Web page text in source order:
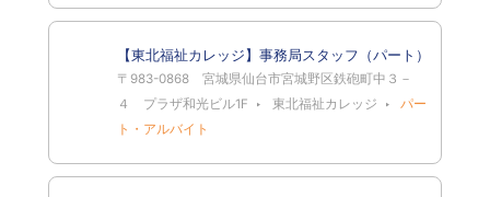
【東北福祉カレッジ】事務局スタッフ（パート）
〒983-0868 宮城県仙台市宮城野区鉄砲町中３－
４ プラザ和光ビル1F
東北福祉カレッジ
パー
ト・アルバイト